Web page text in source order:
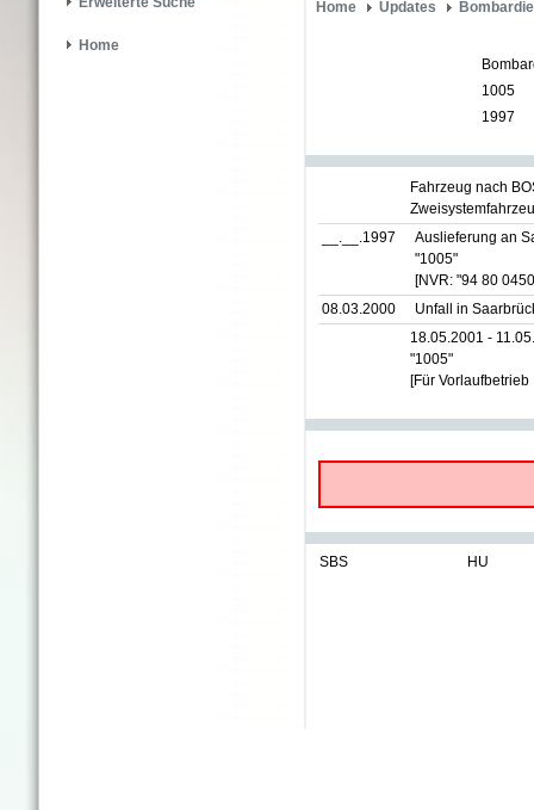
Home
Home Updates
1005
1997
Fahrzeug nach
__.__.1997
Auslieferung an
"1005"
[NVR: "94 80
08.03.2000
Unfall in
18.05.2001 -
"1005"
[Für
SBS HU